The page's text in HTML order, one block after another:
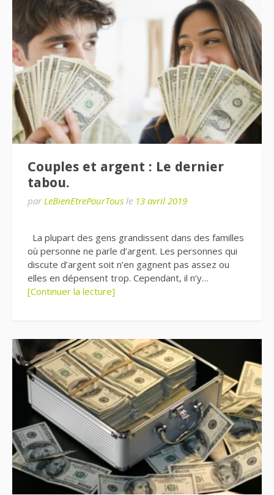
Couples et argent : Le dernier
tabou.
par LeBienEtrePourTous le 13 avril 2019
La plupart des gens grandissent dans des familles
où personne ne parle d’argent. Les personnes qui
discute d’argent soit n’en gagnent pas assez ou
elles en dépensent trop. Cependant, il n’y…
[Continuer la lecture]